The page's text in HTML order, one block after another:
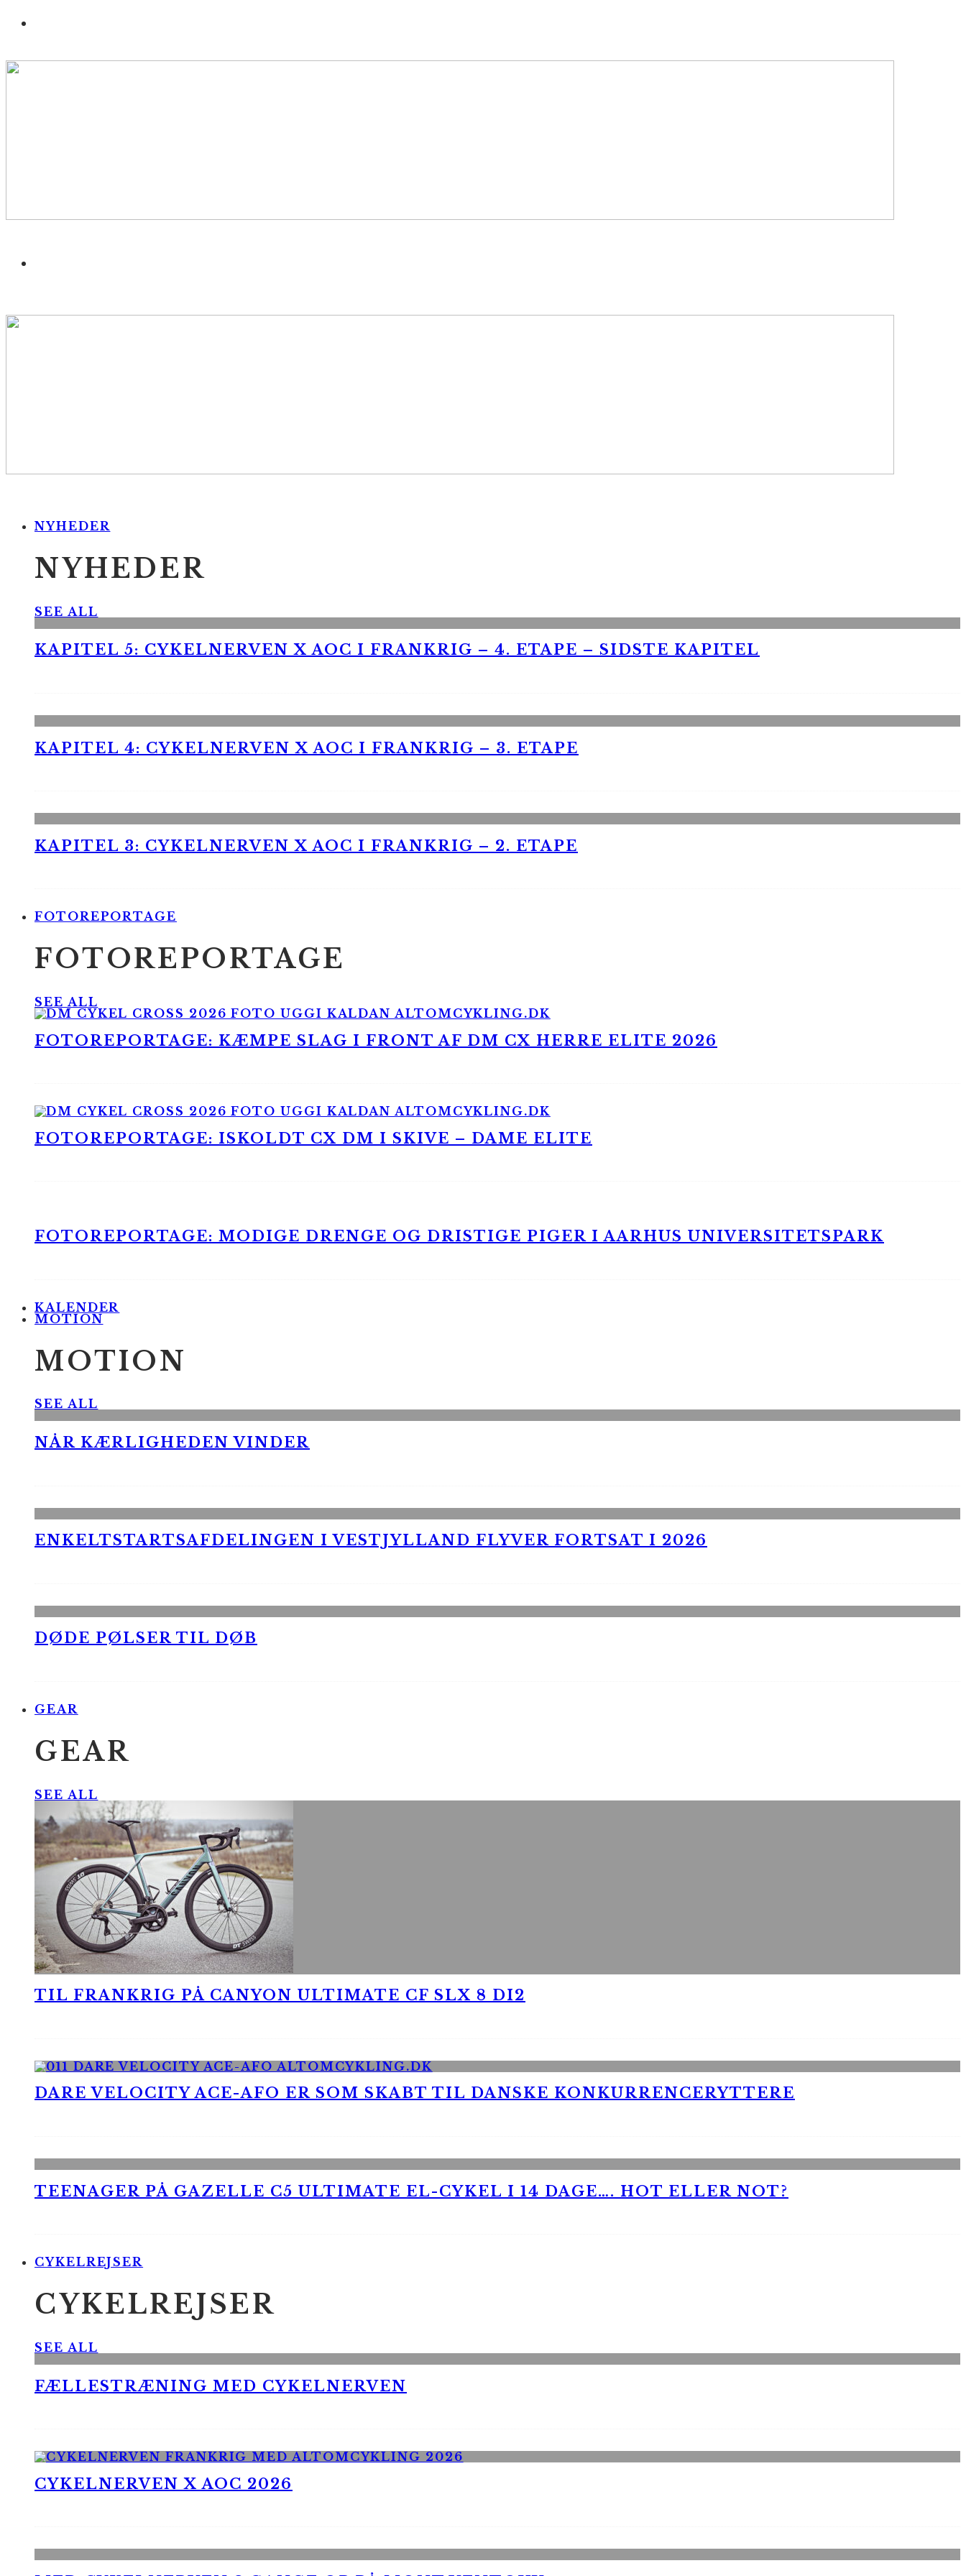
NYHEDER
NYHEDER
SEE ALL
KAPITEL 5: CYKELNERVEN X AOC I FRANKRIG – 4. ETAPE – SIDSTE KAPITEL
KAPITEL 4: CYKELNERVEN X AOC I FRANKRIG – 3. ETAPE
KAPITEL 3: CYKELNERVEN X AOC I FRANKRIG – 2. ETAPE
FOTOREPORTAGE
FOTOREPORTAGE
SEE ALL
FOTOREPORTAGE: KÆMPE SLAG I FRONT AF DM CX HERRE ELITE 2026
FOTOREPORTAGE: ISKOLDT CX DM I SKIVE – DAME ELITE
FOTOREPORTAGE: MODIGE DRENGE OG DRISTIGE PIGER I AARHUS UNIVERSITETSPARK
KALENDER
MOTION
MOTION
SEE ALL
NÅR KÆRLIGHEDEN VINDER
ENKELTSTARTSAFDELINGEN I VESTJYLLAND FLYVER FORTSAT I 2026
DØDE PØLSER TIL DØB
GEAR
GEAR
SEE ALL
TIL FRANKRIG PÅ CANYON ULTIMATE CF SLX 8 DI2
DARE VELOCITY ACE-AFO ER SOM SKABT TIL DANSKE KONKURRENCERYTTERE
TEENAGER PÅ GAZELLE C5 ULTIMATE EL-CYKEL I 14 DAGE…. HOT ELLER NOT?
CYKELREJSER
CYKELREJSER
SEE ALL
FÆLLESTRÆNING MED CYKELNERVEN
CYKELNERVEN X AOC 2026